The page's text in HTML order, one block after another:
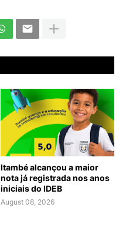
Itambé alcançou a maior
nota já registrada nos anos
iniciais do IDEB
August 08, 2026